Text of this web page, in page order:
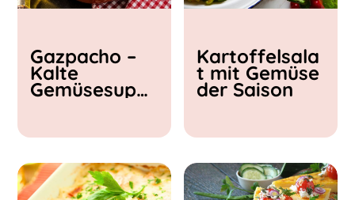
< 15 min
15 - 30 min
30 - 60 min
Gazpacho –
Kalte
Gemüsesupp
Kartoffelsala
t mit Gemüse
der Saison